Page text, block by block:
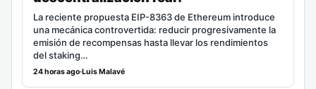
La reciente propuesta EIP-8363 de Ethereum introduce
una mecánica controvertida: reducir progresivamente la
emisión de recompensas hasta llevar los rendimientos
del staking…
24 horas ago·Luis Malavé